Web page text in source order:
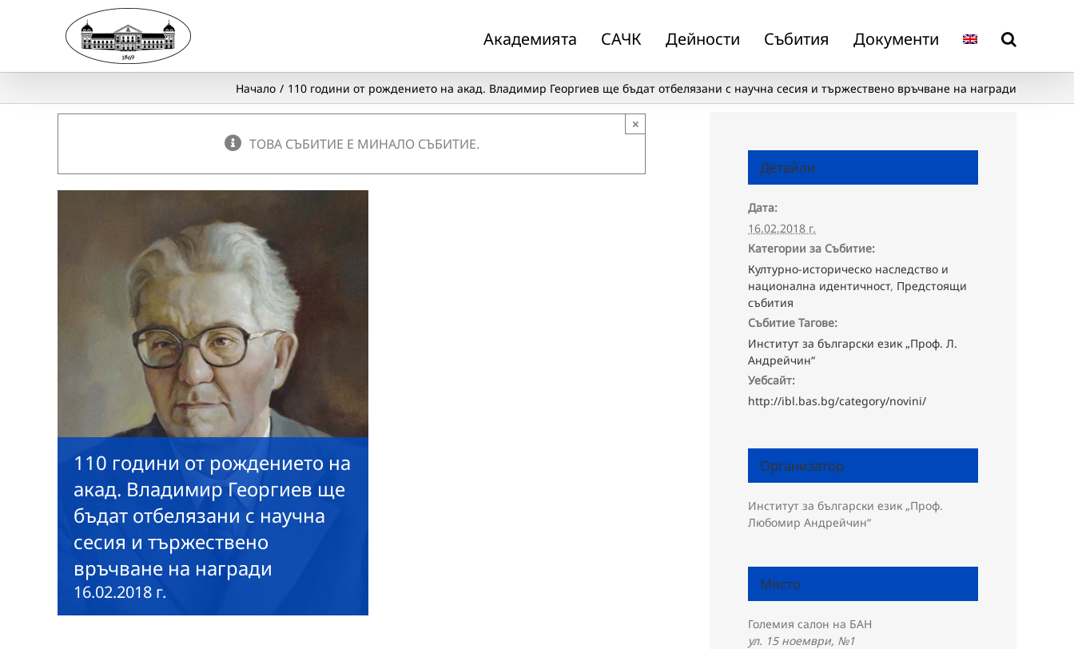
Академията САЧК Дейности Събития Документи
Начало 110 години от рождението на акад. Владимир Георгиев ще бъдат отбелязани с научна сесия и тържествено връчване на награди
ТОВА СЪБИТИЕ Е МИНАЛО СЪБИТИЕ.
×
110 години от рождението на
акад. Владимир Георгиев ще
бъдат отбелязани с научна
сесия и тържествено
връчване на награди
16.02.2018 г.
Детайли
Дата:
16.02.2018 г.
Категории за Събитие:
Културно-историческо наследство и
национална идентичност, Предстоящи
събития
Събитие Тагове:
Институт за български език „Проф. Л.
Андрейчин“
Уебсайт:
http://ibl.bas.bg/category/novini/
Организатор
Институт за български език „Проф.
Любомир Андрейчин“
Място
Големия салон на БАН
ул. 15 ноември, №1